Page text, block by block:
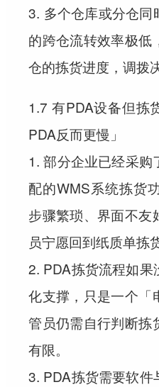
3. 多个仓库或分仓
的跨仓流转效率极低
仓的拣货进度，调拨
1.7 有PDA设备但拣
PDA反而更慢」
1. 部分企业已经采
配的WMS系统拣货
步骤繁琐、界面不友
员宁愿回到纸质单拣
2. PDA拣货流程如
化支撑，只是一个「
管员仍需自行判断拣
有限。
3. PDA拣货需要软